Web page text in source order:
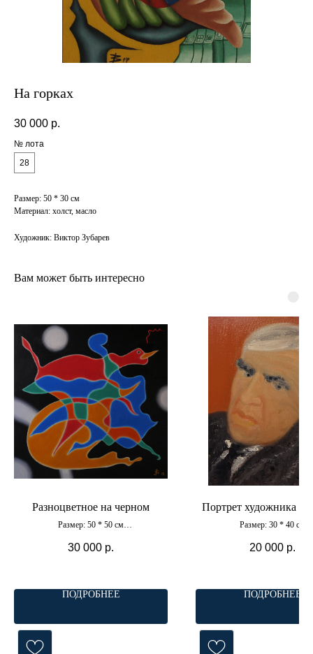
На горках
30 000 р.
№ лота
28
Размер: 50 * 30 см
Материал: холст, масло
Художник: Виктор Зубарев
Вам может быть интересно
Разноцветное на черном
Размер: 50 * 50 см
30 000 р.
ПОДРОБНЕЕ
Портрет художника
Размер: 30 * 40 см
20 000 р.
ПОДРОБНЕЕ